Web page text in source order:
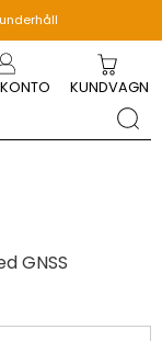
KUNDVAGN
GNSS